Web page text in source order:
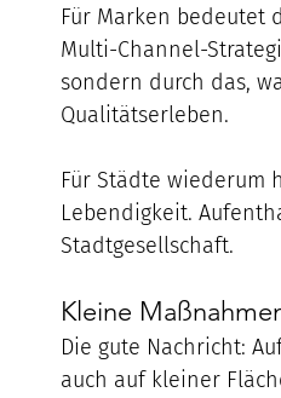
Für Marken bedeutet
Multi-Channel-
sondern durch das,
Qualitätserleben.
Für Städte wiederum
Lebendigkeit.
Stadtgesellschaft.
Kleine
Die gute Nachricht:
auch auf kleiner